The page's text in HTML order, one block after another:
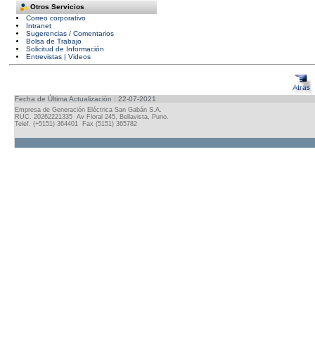
Otros Servicios
Correo corporativo
Intranet
Sugerencias / Comentarios
Bolsa de Trabajo
Solicitud de Información
Entrevistas | Videos
Fecha de Última Actualización : 22-07-2021
Empresa de Generación Eléctrica San Gabán S.A.
RUC. 20262221335 Av Floral 245, Bellavista, Puno.
Telef. (+5151) 364401 Fax (5151) 365782